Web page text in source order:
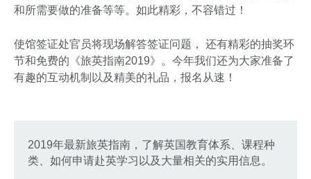
和所需要做的准备等等。如此精彩，不容错过！
使馆签证处官员将现场解答签证问题， 还有精彩的抽奖环
节和免费的《旅英指南2019》。今年我们还为大家准备了
有趣的互动机制以及精美的礼品，报名从速！
2019年最新旅英指南，了解英国教育体系、课程种
类、如何申请赴英学习以及大量相关的实用信息。